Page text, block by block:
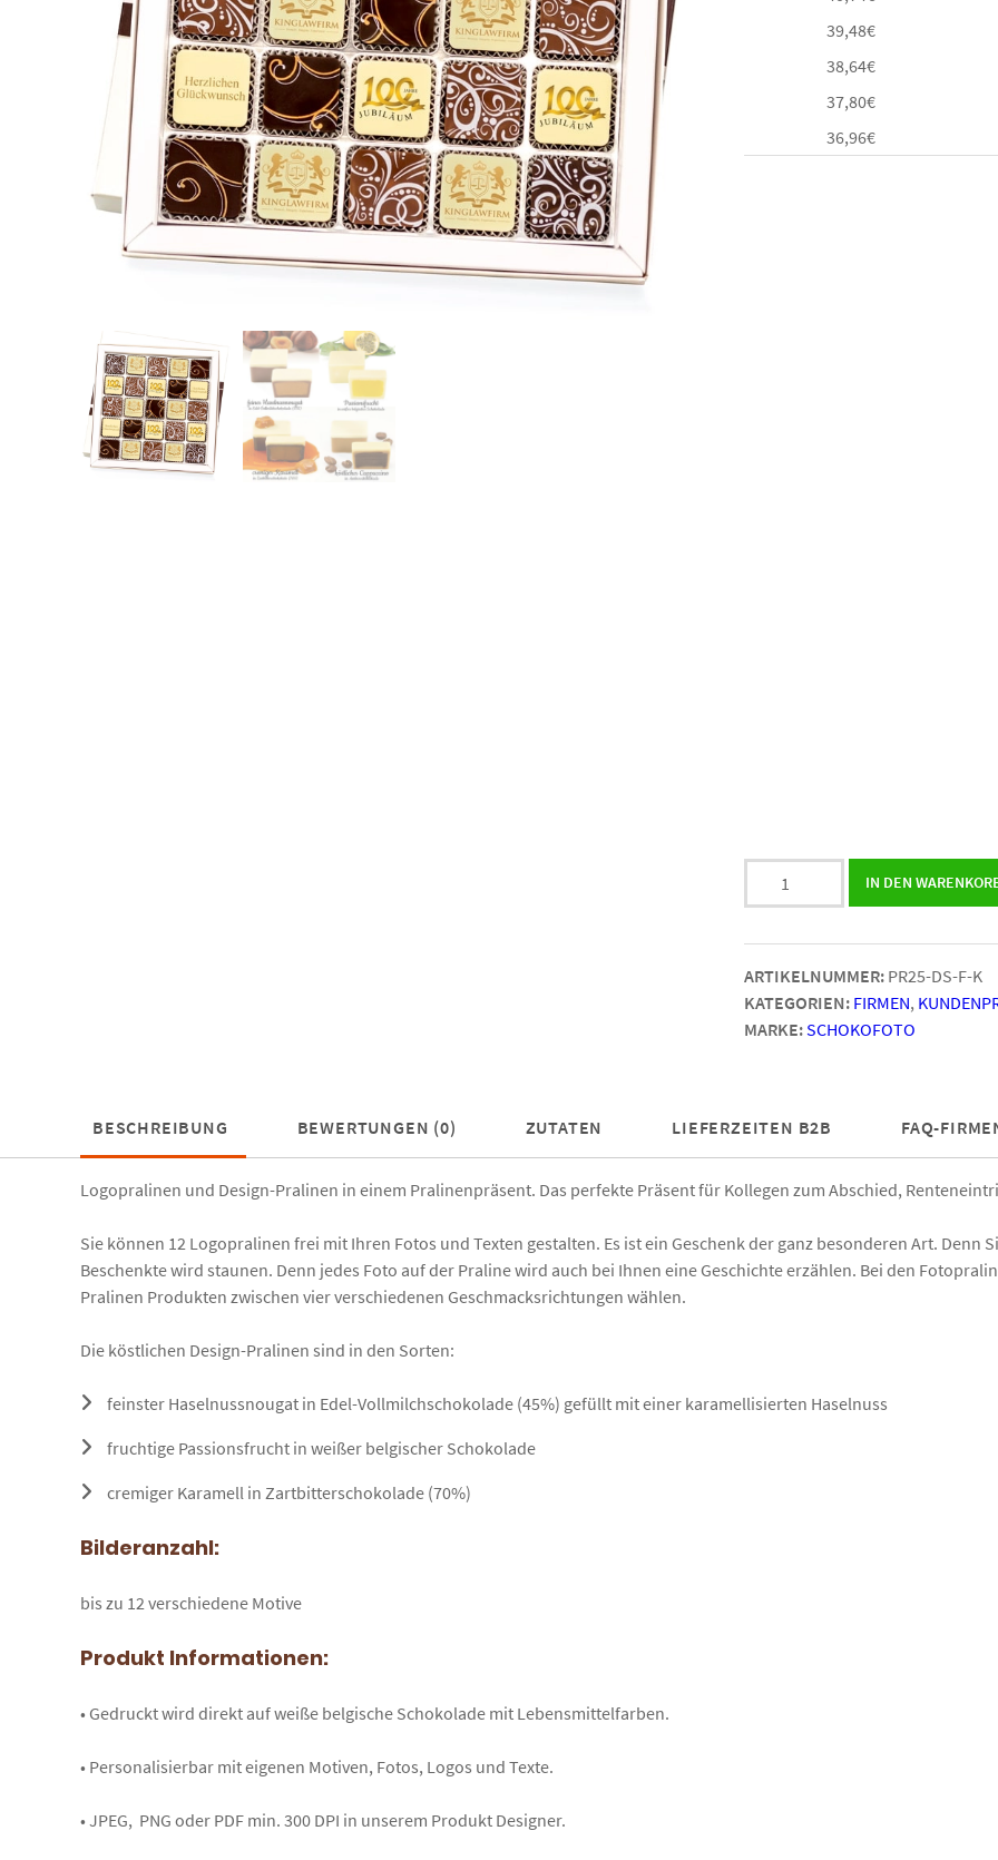
39,48€
38,64€
37,80€
36,96€
Pralinenbox
Design-
Pralinen
Menge
IN DEN
ARTIKELNUMMER: PR25-DS-F-K
KATEGORIEN: FIRMEN,
MARKE:SCHOKOFOTO
BESCHREIBUNG BEWERTUNGEN (0) ZUTATEN LIEFERZEITEN B2B FAQ-
Logopralinen und Design-Pralinen in einem Pralinenpräsent. Das perfekte Präsent für Kollegen zum Abschied,
Sie können 12 Logopralinen frei mit Ihren Fotos und Texten gestalten. Es ist ein Geschenk der ganz besonderen Art. Denn
Beschenkte wird staunen. Denn jedes Foto auf der Praline wird auch bei Ihnen eine Geschichte erzählen. Bei den
Pralinen Produkten zwischen vier verschiedenen Geschmacksrichtungen wählen.
Die köstlichen Design-Pralinen sind in den Sorten:
feinster Haselnussnougat in Edel-Vollmilchschokolade (45%) gefüllt mit einer karamellisierten Haselnuss
fruchtige Passionsfrucht in weißer belgischer Schokolade
cremiger Karamell in Zartbitterschokolade (70%)
Bilderanzahl:
bis zu 12 verschiedene Motive
Produkt Informationen:
• Gedruckt wird direkt auf weiße belgische Schokolade mit Lebensmittelfarben.
• Personalisierbar mit eigenen Motiven, Fotos, Logos und Texte.
• JPEG, PNG oder PDF min. 300 DPI in unserem Produkt Designer.